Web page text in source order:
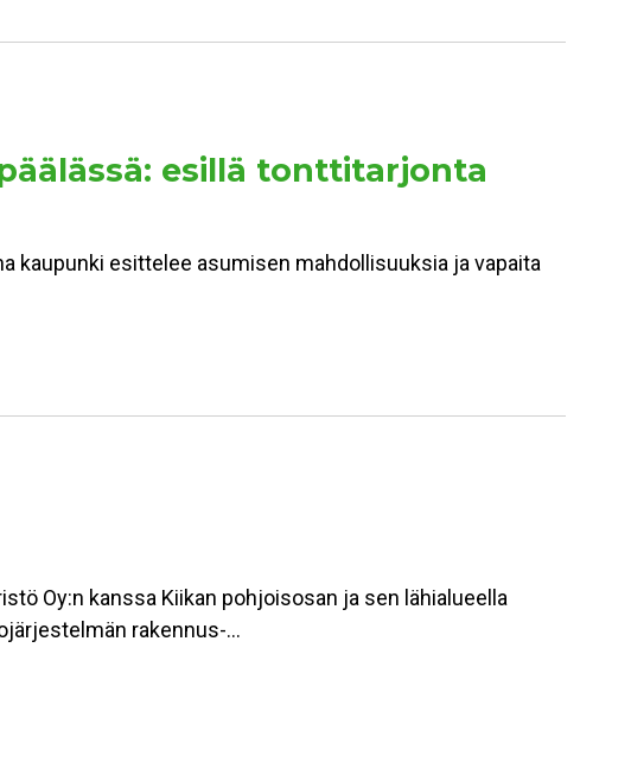
esillä tonttitarjonta
kaupunki esittelee asumisen mahdollisuuksia ja vapaita
Oy:n kanssa Kiikan pohjoisosan ja sen lähialueella
rakennus-…